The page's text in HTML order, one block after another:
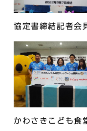
協定書締結記者会
かわさきこども食